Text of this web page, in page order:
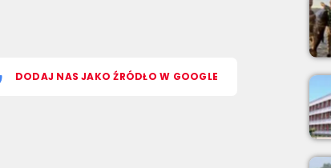
DODAJ NAS JAKO ŹRÓDŁO W GOOGLE